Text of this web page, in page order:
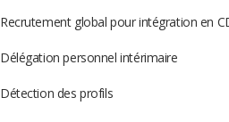
Recrutement global pour intégration en
Délégation personnel intérimaire
Détection des profils